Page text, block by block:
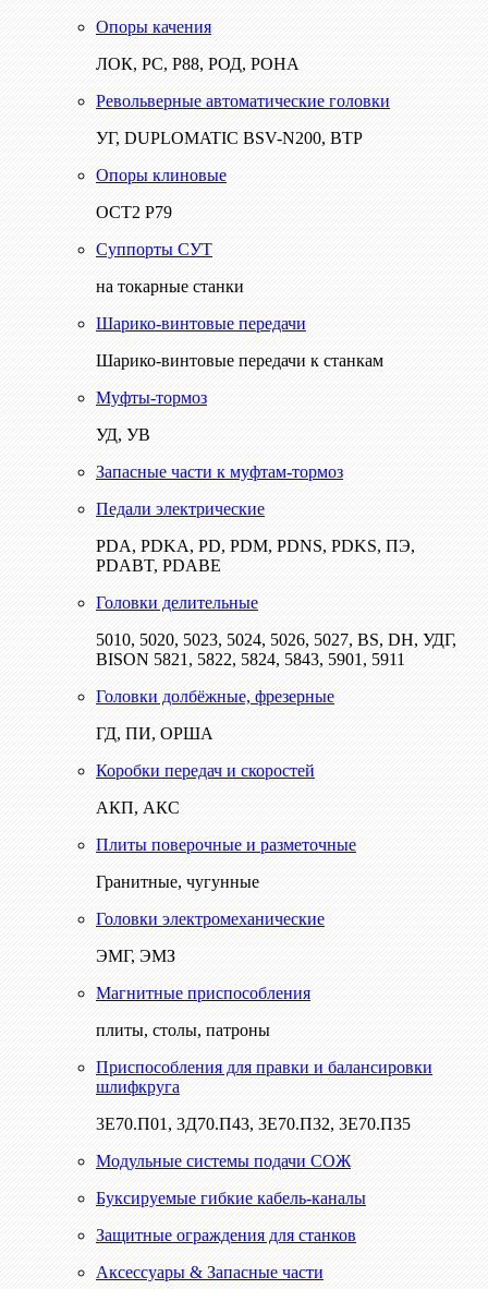
Опоры качения
ЛОК, РС, Р88, РОД, РОНА
Револьверные автоматические головки
УГ, DUPLOMATIC BSV-N200, ВТР
Опоры клиновые
ОСТ2 Р79
Суппорты СУТ
на токарные станки
Шарико-винтовые передачи
Шарико-винтовые передачи к станкам
Муфты-тормоз
УД, УВ
Запасные части к муфтам-тормоз
Педали электрические
PDA, PDKA, PD, PDM, PDNS, PDKS, ПЭ,
PDABT, PDABE
Головки делительные
5010, 5020, 5023, 5024, 5026, 5027, BS, DH, УДГ,
BISON 5821, 5822, 5824, 5843, 5901, 5911
Головки долбёжные, фрезерные
ГД, ПИ, ОРША
Коробки передач и скоростей
АКП, АКС
Плиты поверочные и разметочные
Гранитные, чугунные
Головки электромеханические
ЭМГ, ЭМЗ
Магнитные приспособления
плиты, столы, патроны
Приспособления для правки и балансировки
шлифкруга
3Е70.П01, 3Д70.П43, 3Е70.П32, 3Е70.П35
Модульные системы подачи СОЖ
Буксируемые гибкие кабель-каналы
Защитные ограждения для станков
Аксессуары & Запасные части